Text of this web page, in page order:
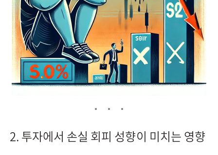
2. 투자에서 손실 회피 성향이 미치는 영향